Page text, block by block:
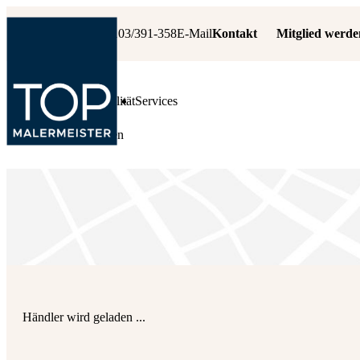
+49 6103/391-358E-MailKontakt Mitglied
Leistungen QualitätServices
Fachbetrieb suchen
Händler wird geladen ...